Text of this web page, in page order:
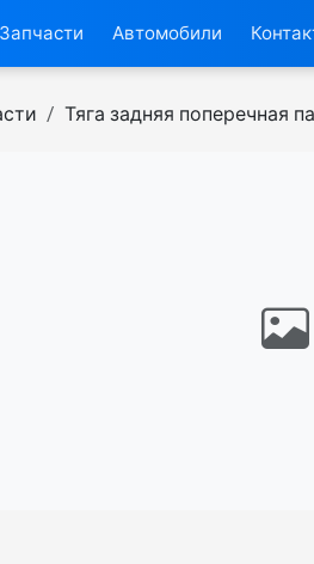
Запчасти Автомобили
Тяга задняя поперечная